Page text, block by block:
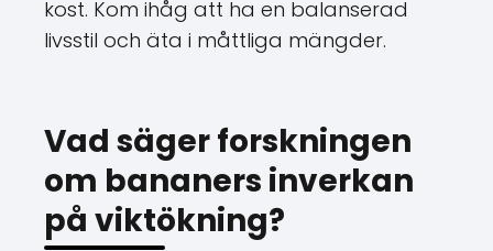
kost. Kom ihåg att ha en balanserad
livsstil och äta i måttliga mängder.
Vad säger forskningen
om bananers inverkan
på viktökning?